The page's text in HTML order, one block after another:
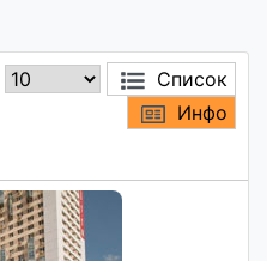
Список
Инфо